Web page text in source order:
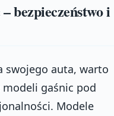
bezpieczeństwo i
swojego auta, warto
gaśnic pod
Modele